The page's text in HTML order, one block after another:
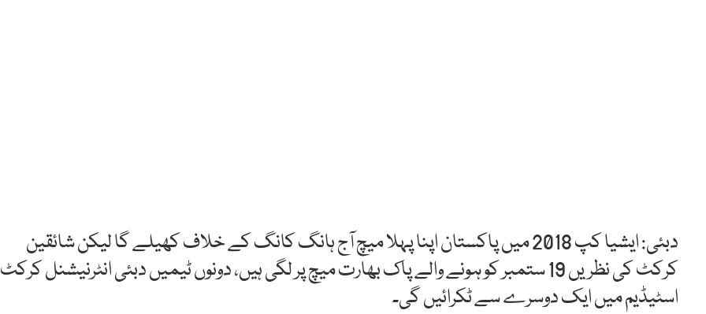
دبئی: ایشیا کپ 2018 میں پاکستان اپنا پہلا میچ آج ہانگ کانگ کے خلاف کھیلے گا لیکن شائقین
کرکٹ کی نظریں 19 ستمبر کو ہونے والے پاک بھارت میچ پر لگی ہیں، دونوں ٹیمیں دبئی انٹرنیشنل کرکٹ
اسٹیڈیم میں ایک دوسرے سے ٹکرائیں گی۔